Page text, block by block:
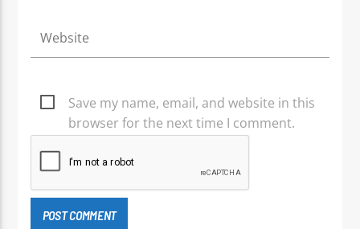
Save my name, email, and website in this
browser for the next time I comment.